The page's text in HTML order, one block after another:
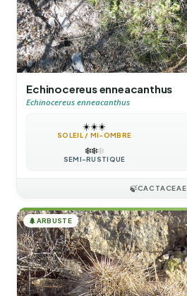
Echinocereus enneacanthus
Echinocereus enneacanthus
☀️☀️☀️
SOLEIL / MI-OMBRE
❄️❄️❄️
SEMI-RUSTIQUE
🍃CACTACEAE
🌲ARBUSTE